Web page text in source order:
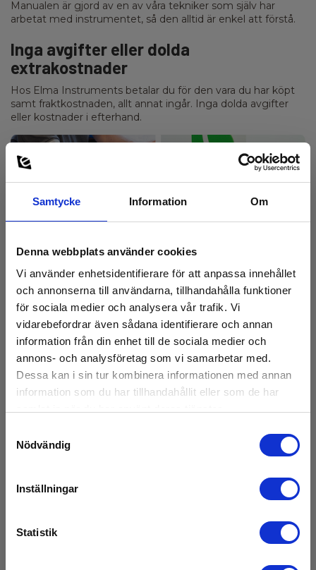
Samtycke Information Om
Denna webbplats använder cookies
Vi använder enhetsidentifierare för att anpassa innehållet
och annonserna till användarna, tillhandahålla funktioner
för sociala medier och analysera vår trafik. Vi
vidarebefordrar även sådana identifierare och annan
information från din enhet till de sociala medier och
annons- och analysföretag som vi samarbetar med.
Dessa kan i sin tur kombinera informationen med annan
information som du har tillhandahållit eller som de har
Nödvändig
Inställningar
Statistik
Manualen är gjord av en av våra tekniker som själv har
arbetat med instrumentet, så den alltid är enkel att förstå.
Inga avgifter eller dolda
extrakostnader
Hos Elma Instruments betalar du för den vara du har köpt
samt fraktkostnaden, allt annat ingår. Inga dolda avgifter
eller kostnader i efterhand.